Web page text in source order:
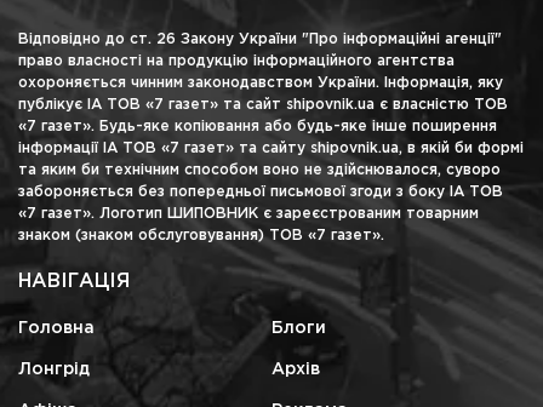
Відповідно до ст. 26 Закону України "Про інформаційні агенції"
право власності на продукцію інформаційного агентства
охороняється чинним законодавством України. Інформація, яку
публікує ІА ТОВ «7 газет» та сайт shipovnik.ua є власністю ТОВ
«7 газет». Будь-яке копіювання або будь-яке інше поширення
інформації ІА ТОВ «7 газет» та сайту shipovnik.ua, в якій би формі
та яким би технічним способом воно не здійснювалося, суворо
забороняється без попередньої письмової згоди з боку ІА ТОВ
«7 газет». Логотип ШИПОВНИК є зареєстрованим товарним
знаком (знаком обслуговування) ТОВ «7 газет».
НАВІГАЦІЯ
Головна Блоги
Лонгрід Архів